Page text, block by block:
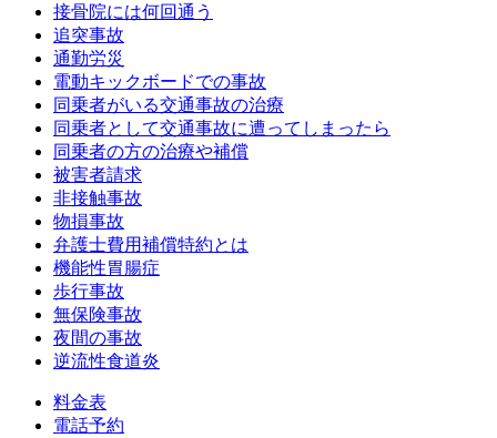
接骨院には何回通う
追突事故
通勤労災
電動キックボードでの事故
同乗者がいる交通事故の治療
同乗者として交通事故に遭ってしまったら
同乗者の方の治療や補償
被害者請求
非接触事故
物損事故
弁護士費用補償特約とは
機能性胃腸症
歩行事故
無保険事故
夜間の事故
逆流性食道炎
料金表
電話予約